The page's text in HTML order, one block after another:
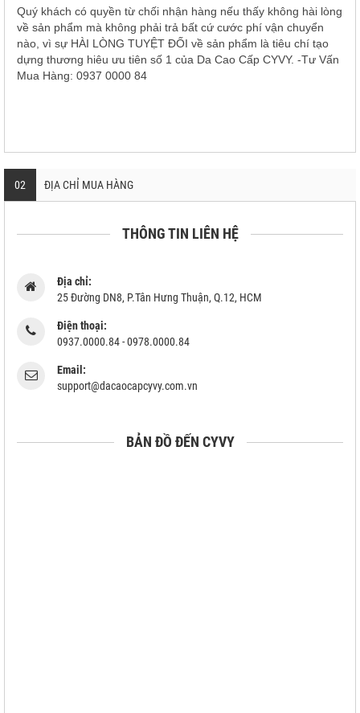
Quý khách có quyền từ chối nhận hàng nếu thấy không hài lòng
về sản phẩm mà không phải trả bất cứ cước phí vận chuyển
nào, vì sự HÀI LÒNG TUYỆT ĐỐI về sản phẩm là tiêu chí tạo
dựng thương hiêu ưu tiên số 1 của Da Cao Cấp CYVY. -Tư Vấn
Mua Hàng: 0937 0000 84
02 ĐỊA CHỈ MUA HÀNG
THÔNG TIN LIÊN HỆ
Địa chỉ:
25 Đường DN8, P.Tân Hưng Thuận, Q.12, HCM
Điện thoại:
0937.0000.84 - 0978.0000.84
Email:
support@dacaocapcyvy.com.vn
BẢN ĐỒ ĐẾN CYVY